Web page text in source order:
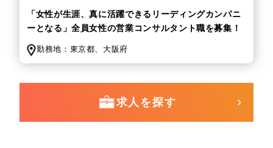
「女性が生涯、真に活躍できるリーディングカンパニ
ーとなる」全員女性の営業コンサルタント職を募集！
勤務地： 東京都、 大阪府
求人を探す